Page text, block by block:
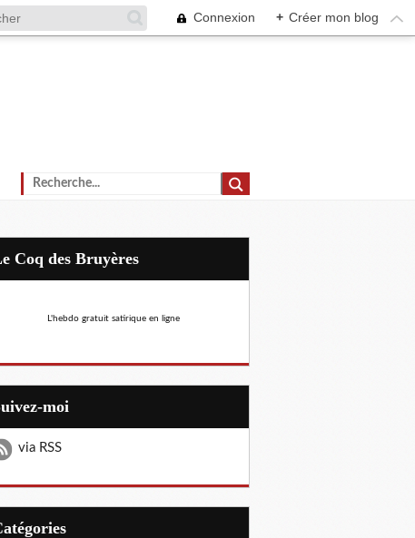
Connexion + Créer mon blog
Le Coq des Bruyères
L'hebdo gratuit satirique en ligne
Suivez-moi
via RSS
Catégories